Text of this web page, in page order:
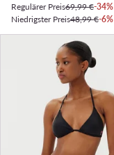
Regulärer Preis69,99 €-34%
Niedrigster Preis48,99 €-6%